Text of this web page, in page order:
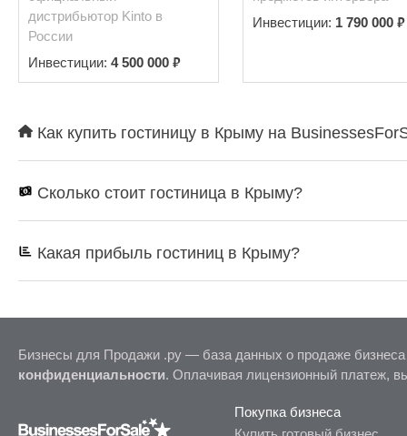
дистрибьютор Kinto в
России
Инвестиции: 4 500 000 ₽
Инвестиции: 1 790 000 ₽
Как купить гостиницу в Крыму на
Сколько стоит гостиница в Крыму?
Какая прибыль гостиниц в Крыму?
Бизнесы для Продажи .ру — база данных о продаже
конфиденциальности. Оплачивая лицензионный платеж,
Покупка бизнеса